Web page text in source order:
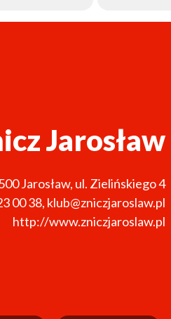
Jarosław
Jarosław, ul. Zielińskiego 4
00 38, klub@zniczjaroslaw.pl
http://www.zniczjaroslaw.pl